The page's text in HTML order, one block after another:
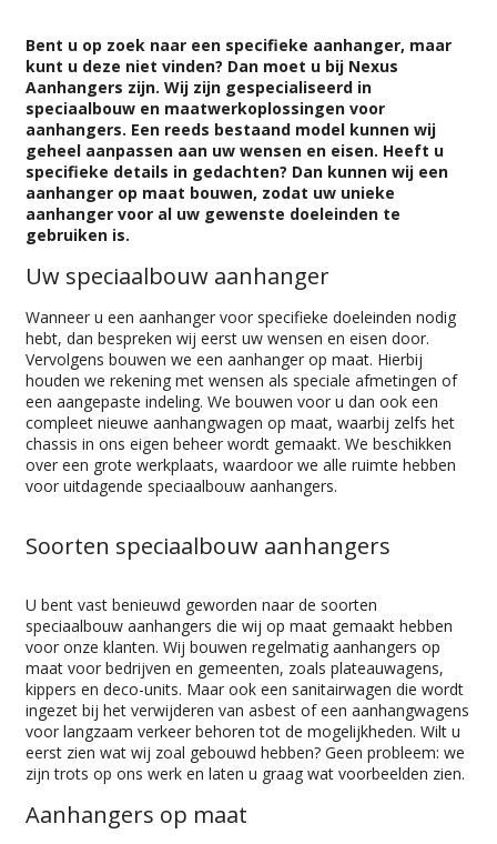
Bent u op zoek naar een specifieke aanhanger, maar
kunt u deze niet vinden? Dan moet u bij Nexus
Aanhangers zijn. Wij zijn gespecialiseerd in
speciaalbouw en maatwerkoplossingen voor
aanhangers. Een reeds bestaand model kunnen wij
geheel aanpassen aan uw wensen en eisen. Heeft u
specifieke details in gedachten? Dan kunnen wij een
aanhanger op maat bouwen, zodat uw unieke
aanhanger voor al uw gewenste doeleinden te
gebruiken is.
Uw speciaalbouw aanhanger
Wanneer u een aanhanger voor specifieke doeleinden nodig
hebt, dan bespreken wij eerst uw wensen en eisen door.
Vervolgens bouwen we een aanhanger op maat. Hierbij
houden we rekening met wensen als speciale afmetingen of
een aangepaste indeling. We bouwen voor u dan ook een
compleet nieuwe aanhangwagen op maat, waarbij zelfs het
chassis in ons eigen beheer wordt gemaakt. We beschikken
over een grote werkplaats, waardoor we alle ruimte hebben
voor uitdagende speciaalbouw aanhangers.
Soorten speciaalbouw aanhangers
U bent vast benieuwd geworden naar de soorten
speciaalbouw aanhangers die wij op maat gemaakt hebben
voor onze klanten. Wij bouwen regelmatig aanhangers op
maat voor bedrijven en gemeenten, zoals plateauwagens,
kippers en deco-units. Maar ook een sanitairwagen die wordt
ingezet bij het verwijderen van asbest of een aanhangwagens
voor langzaam verkeer behoren tot de mogelijkheden. Wilt u
eerst zien wat wij zoal gebouwd hebben? Geen probleem: we
zijn trots op ons werk en laten u graag wat voorbeelden zien.
Aanhangers op maat